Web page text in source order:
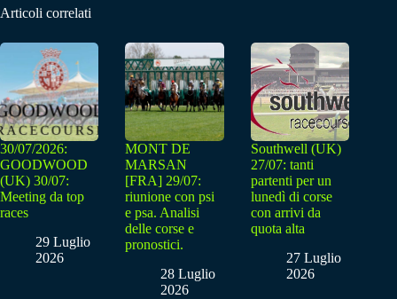
Articoli correlati
30/07/2026:
GOODWOOD
(UK) 30/07:
Meeting da top
races
29 Luglio
2026
MONT DE
MARSAN
[FRA] 29/07:
riunione con psi
e psa. Analisi
delle corse e
pronostici.
28 Luglio
2026
Southwell (UK)
27/07: tanti
partenti per un
lunedì di corse
con arrivi da
quota alta
27 Luglio
2026